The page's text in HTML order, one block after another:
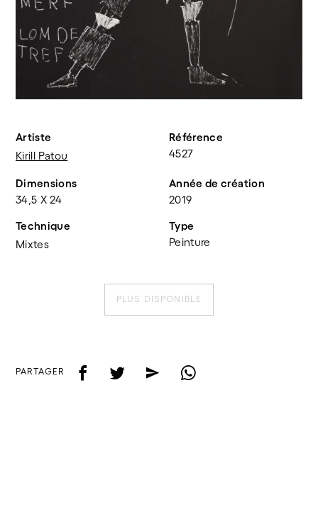
Artiste
Kirill Patou
Référence
4527
Dimensions
34,5 X 24
Année de création
2019
Technique
Mixtes
Type
Peinture
PLUS DISPONIBLE
PARTAGER f t e w